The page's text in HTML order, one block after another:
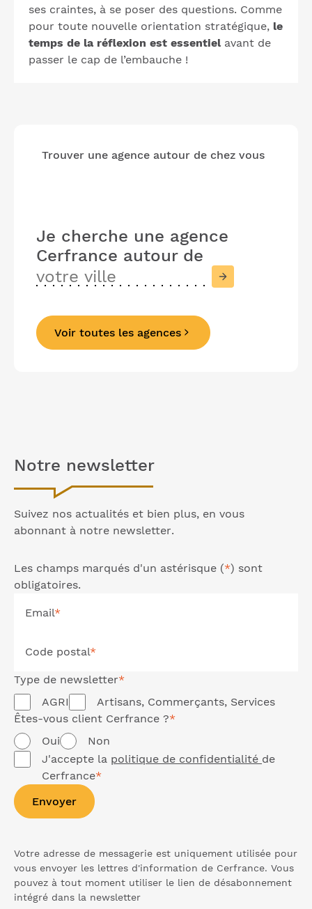
ses craintes, à se poser des questions. Comme
pour toute nouvelle orientation stratégique, le
temps de la réflexion est essentiel avant de
passer le cap de l’embauche !
Trouver une agence autour de chez vous
Je cherche une agence
Cerfrance autour de
PrécédentSuivant
Voir toutes les agences
Notre newsletter
Suivez nos actualités et bien plus, en vous
abonnant à notre newsletter.
Les champs marqués d'un astérisque (*) sont
obligatoires.
Email*
Code postal*
Type de newsletter*
AGRI
Artisans, Commerçants, Services
Êtes-vous client Cerfrance ?*
Oui
Non
J'accepte la politique de confidentialité de
Cerfrance*
Envoyer
Votre adresse de messagerie est uniquement utilisée pour
vous envoyer les lettres d'information de Cerfrance. Vous
pouvez à tout moment utiliser le lien de désabonnement
intégré dans la newsletter